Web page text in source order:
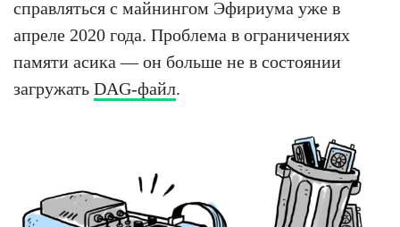
справляться с майнингом Эфириума уже в
апреле 2020 года. Проблема в ограничениях
памяти асика — он больше не в состоянии
загружать DAG-файл.